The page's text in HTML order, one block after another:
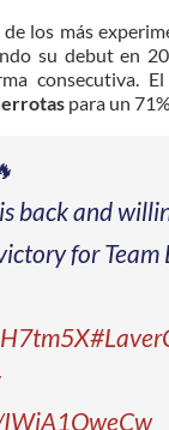
los más
su debut en
consecutiva. El
para un
back and
for Team